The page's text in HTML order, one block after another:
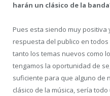
harán un clásico de la
Pues esta siendo muy
respuesta del publico en
tanto los temas nuevos como
tengamos la oportunidad de
suficiente para que alguno de
clásico de la música, sería